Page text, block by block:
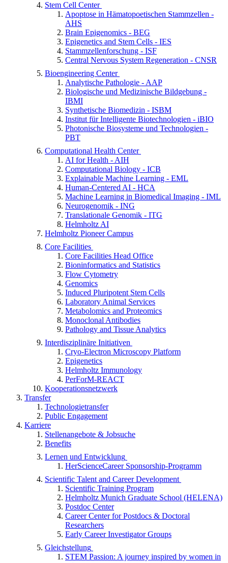
Stem Cell Center
Apoptose in Hämatopoetischen Stammzellen -
AHS
Brain Epigenomics - BEG
Epigenetics and Stem Cells - IES
Stammzellenforschung - ISF
Central Nervous System Regeneration - CNSR
Bioengineering Center
Analytische Pathologie - AAP
Biologische und Medizinische Bildgebung -
IBMI
Synthetische Biomedizin - ISBM
Institut für Intelligente Biotechnologien - iBIO
Photonische Biosysteme und Technologien -
PBT
Computational Health Center
AI for Health - AIH
Computational Biology - ICB
Explainable Machine Learning - EML
Human-Centered AI - HCA
Machine Learning in Biomedical Imaging - IML
Neurogenomik - ING
Translationale Genomik - ITG
Helmholtz AI
Helmholtz Pioneer Campus
Core Facilities
Core Facilities Head Office
Bioninformatics and Statistics
Flow Cytometry
Genomics
Induced Pluripotent Stem Cells
Laboratory Animal Services
Metabolomics and Proteomics
Monoclonal Antibodies
Pathology and Tissue Analytics
Interdisziplinäre Initiativen
Cryo-Electron Microscopy Platform
Epigenetics
Helmholtz Immunology
PerForM-REACT
Kooperationsnetzwerk
Transfer
Technologietransfer
Public Engagement
Karriere
Stellenangebote & Jobsuche
Benefits
Lernen und Entwicklung
HerScienceCareer Sponsorship-Programm
Scientific Talent and Career Development
Scientific Training Program
Helmholtz Munich Graduate School (HELENA)
Postdoc Center
Career Center for Postdocs & Doctoral
Researchers
Early Career Investigator Groups
Gleichstellung
STEM Passion: A journey inspired by women in